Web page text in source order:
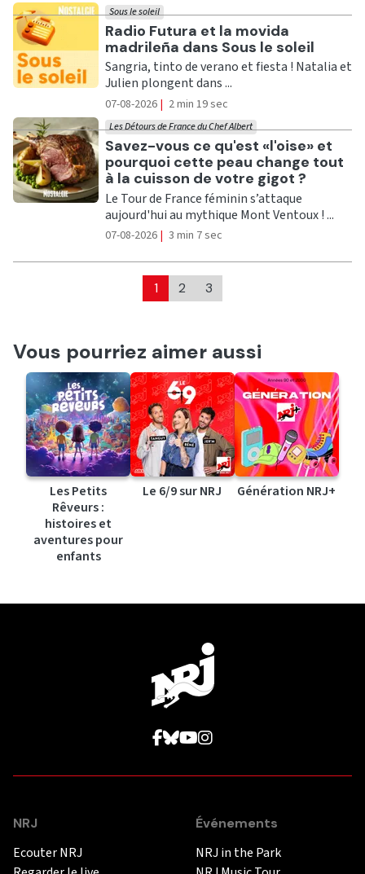
Ecouter
Radio Futura et la movida
madrileña dans Sous le soleil
Sous le soleil
Sangria, tinto de verano et fiesta ! Natalia et
Julien plongent dans ...
07-08-2026 | 2 min 19 sec
Ecouter
Savez-vous ce qu'est «l'oise» et
pourquoi cette peau change tout
à la cuisson de votre gigot ?
Les Détours de France du Chef Albert
Le Tour de France féminin s’attaque
aujourd'hui au mythique Mont Ventoux ! ...
07-08-2026 | 3 min 7 sec
1 2 3
Vous pourriez aimer aussi
Les Petits
Rêveurs :
histoires et
aventures pour
enfants
Le 6/9 sur NRJ Génération NRJ+
NRJ
Ecouter NRJ
Événements
NRJ in the Park